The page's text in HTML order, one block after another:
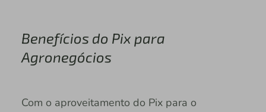
Benefícios do Pix para
Agronegócios
Com o aproveitamento do Pix para o